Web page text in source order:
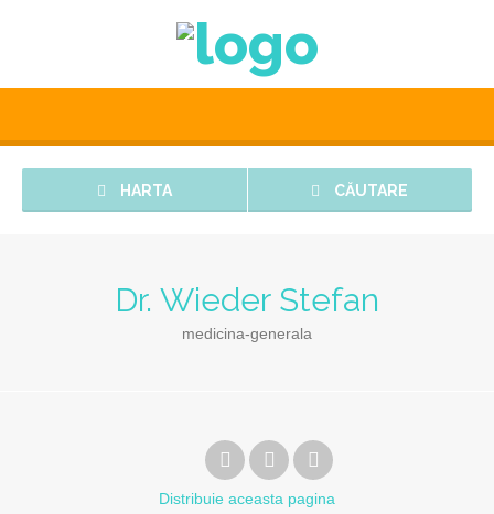
HARTA CĂUTARE
Dr. Wieder Stefan
medicina-generala
Distribuie aceasta pagina